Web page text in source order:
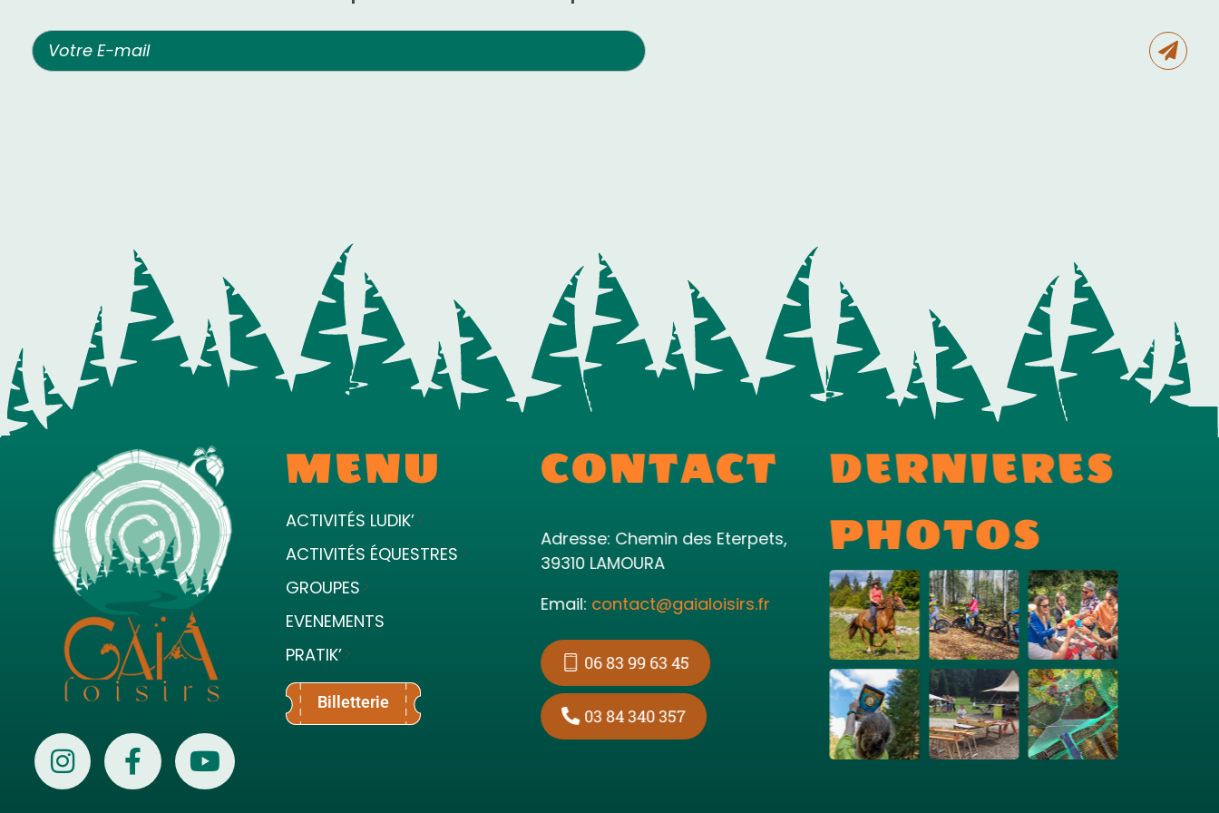
MENU
ACTIVITÉS LUDIK’
ACTIVITÉS ÉQUESTRES
GROUPES
EVENEMENTS
PRATIK’
Billetterie
CONTACT
Adresse: Chemin des Eterpets,
39310 LAMOURA
Email: contact@gaialoisirs.fr
06 83 99 63 45
03 84 340 357
DERNIERES
PHOTOS